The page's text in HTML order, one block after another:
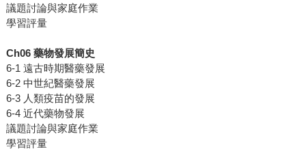
議題討論與家庭作業
學習評量
Ch06 藥物發展簡史
6-1 遠古時期醫藥發展
6-2 中世紀醫藥發展
6-3 人類疫苗的發展
6-4 近代藥物發展
議題討論與家庭作業
學習評量